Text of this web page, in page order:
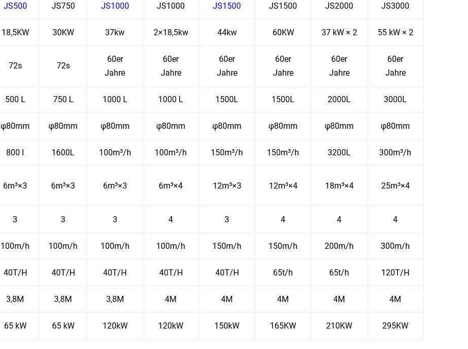
JS500 JS750 JS1000 JS1000 JS1500 JS1500 JS2000 JS3000
18,5KW 30KW 37kw 2×18,5kw 44kw 60KW 37 kW × 2 55 kW × 2
72s 72s
60er
Jahre
60er
Jahre
60er
Jahre
60er
Jahre
60er
Jahre
60er
Jahre
500 L 750 L 1000 L 1000 L 1500L 1500L 2000L 3000L
φ80mm φ80mm φ80mm φ80mm φ80mm φ80mm φ80mm φ80mm
800 l 1600L 100m³/h 100m³/h 150m³/h 150m³/h 3200L 300m³/h
6m³×3 6m³×3 6m³×3 6m³×4 12m³×3 12m³×4 18m³×4 25m³×4
3 3 3 4 3 4 4 4
100m/h 100m/h 100m/h 100m/h 150m/h 150m/h 200m/h 300m/h
40T/H 40T/H 40T/H 40T/H 40T/H 65t/h 65t/h 120T/H
3,8M 3,8M 3,8M 4M 4M 4M 4M 4M
65 kW 65 kW 120kW 120kW 150kW 165KW 210KW 295KW